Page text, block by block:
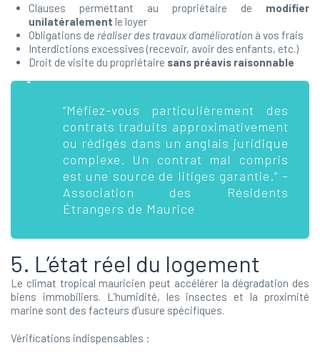
Clauses permettant au propriétaire de modifier
unilatéralement le loyer
Obligations de réaliser des travaux d’amélioration à vos frais
Interdictions excessives (recevoir, avoir des enfants, etc.)
Droit de visite du propriétaire sans préavis raisonnable
“Méfiez-vous particulièrement des
contrats traduits approximativement
ou rédigés dans un anglais juridique
complexe. Un contrat mal compris
est une source de litiges garantie.” –
Association des Résidents
Étrangers de Maurice
5. L’état réel du logement
Le climat tropical mauricien peut accélérer la dégradation des
biens immobiliers. L’humidité, les insectes et la proximité
marine sont des facteurs d’usure spécifiques.
Vérifications indispensables :